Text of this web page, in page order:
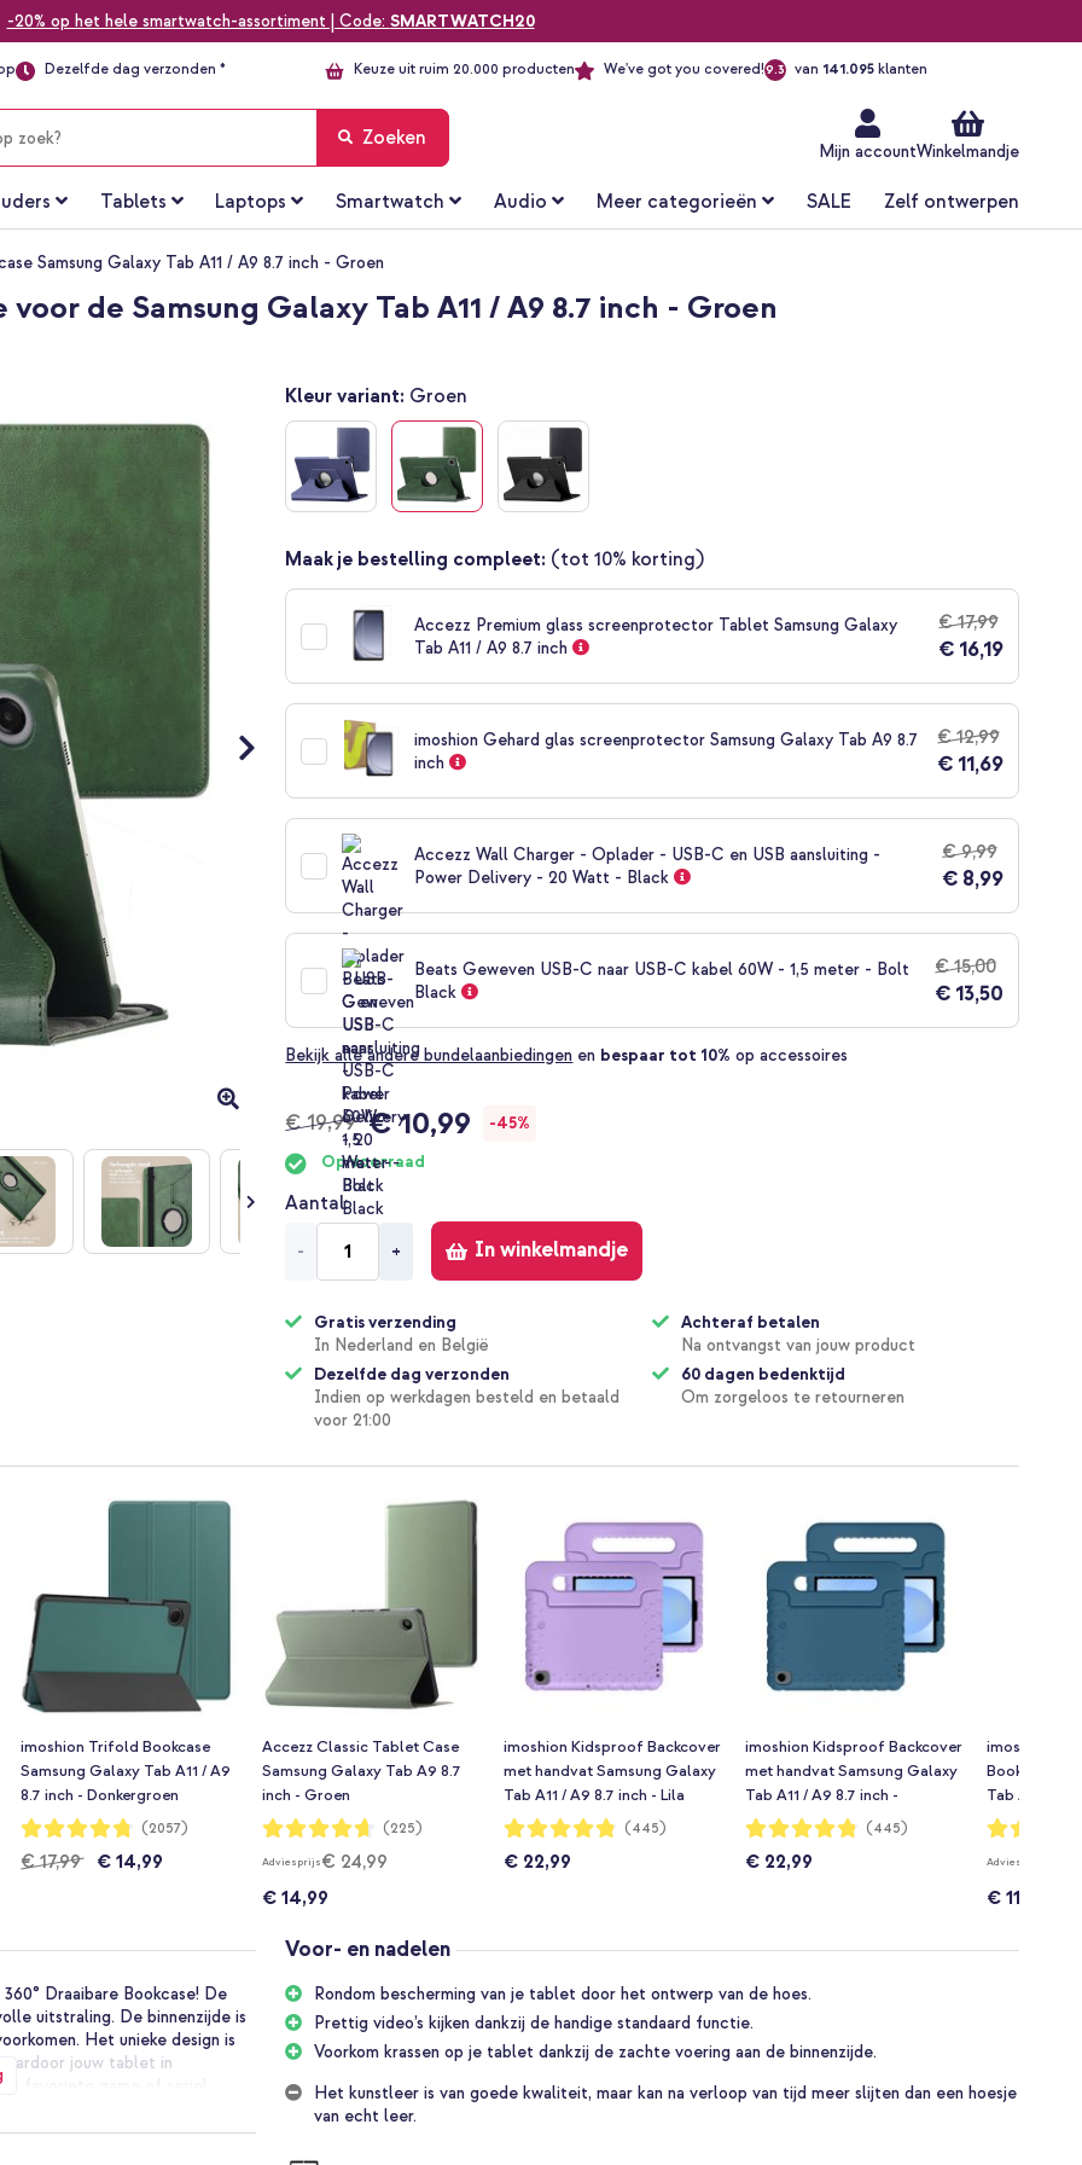
-20% op het hele smartwatch-assortiment | Code: SMARTWATCH20
Dezelfde dag verzonden * Keuze uit ruim 20.000 producten We've got you covered!9.3 van 141.095klanten
Mijn accountWinkelmandje
Zoeken
Tablets Laptops Smartwatch Audio Meer categorieën SALE Zelf ontwerpen
Samsung Galaxy Tab A11 / A9 8.7 inch - Groen
de Samsung Galaxy Tab A11 / A9 8.7 inch - Groen
Kleur variant: Groen
Maak je bestelling compleet: (tot 10% korting)
Accezz Premium glass screenprotector Tablet Samsung Galaxy
Tab A11 / A9 8.7 inch
€ 17,99
€ 16,19
imoshion Gehard glas screenprotector Samsung Galaxy Tab A9 8.7
inch
€ 12,99
€ 11,69
Accezz Wall Charger - Oplader - USB-C en USB aansluiting -
Power Delivery - 20 Watt - Black
€ 9,99
€ 8,99
Beats Geweven USB-C naar USB-C kabel 60W - 1,5 meter - Bolt
Black
€ 15,00
€ 13,50
Bekijk alle andere bundelaanbiedingen en bespaar tot 10% op accessoires
€ 19,99 € 10,99
-45%
Op voorraad
Aantal
- + In winkelmandje
Gratis verzending
In Nederland en België
Dezelfde dag verzonden
Indien op werkdagen besteld en betaald
voor 21:00
Achteraf betalen
Na ontvangst van jouw product
60 dagen bedenktijd
Om zorgeloos te retourneren
imoshion Trifold Bookcase
Samsung Galaxy Tab A11 / A9
8.7 inch - Donkergroen
Waardering:
95%
(2057)
€ 17,99 € 14,99
Accezz Classic Tablet Case
Samsung Galaxy Tab A9 8.7
inch - Groen
Waardering:
93%
(225)
Adviesprijs€ 24,99
€ 14,99
imoshion Kidsproof Backcover
met handvat Samsung Galaxy
Tab A11 / A9 8.7 inch - Lila
Waardering:
96%
(445)
€ 22,99
imoshion Kidsproof Backcover
met handvat Samsung Galaxy
Tab A11 / A9 8.7 inch -
Donkerblauw
Waardering:
96%
(445)
€ 22,99
imoshion
Bookcase
Tab A11 / A9
touch
Waardering:
96%
Adviesprijs
€ 11,99
Draaibare Bookcase! De
uitstraling. De binnenzijde is
Het unieke design is
jouw tablet in
favoriete game of serie!
Voor- en nadelen
Rondom bescherming van je tablet door het ontwerp van de hoes.
Prettig video’s kijken dankzij de handige standaard functie.
Voorkom krassen op je tablet dankzij de zachte voering aan de binnenzijde.
Het kunstleer is van goede kwaliteit, maar kan na verloop van tijd meer slijten dan een hoesje
van echt leer.